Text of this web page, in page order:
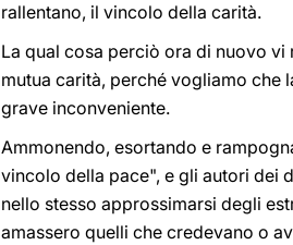
rallentano, il vincolo della carità.
La qual cosa perciò ora di nuovo
mutua carità, perché vogliamo che
grave inconveniente.
Ammonendo, esortando e
vincolo della pace", e gli autori dei
nello stesso approssimarsi degli
amassero quelli che credevano o